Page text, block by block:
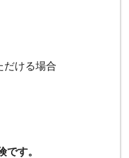
だける場合
す。